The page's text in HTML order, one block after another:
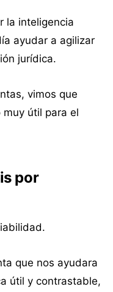
la inteligencia
ayudar a agilizar
jurídica.
vimos que
útil para el
por
que nos ayudara
útil y contrastable,